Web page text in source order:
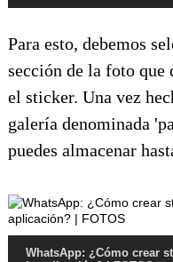
Para esto, debemos
sección de la foto que
el sticker. Una vez
galería denominada
puedes almacenar
WhatsApp: ¿Cómo crear